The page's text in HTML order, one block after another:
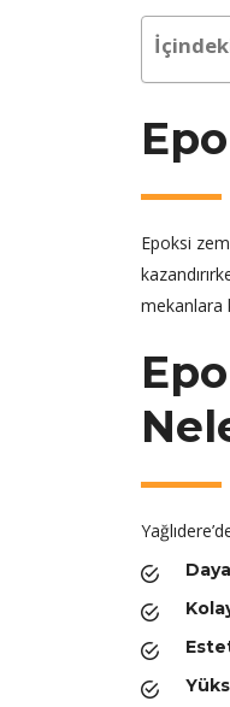
Epoksi
mekanlara